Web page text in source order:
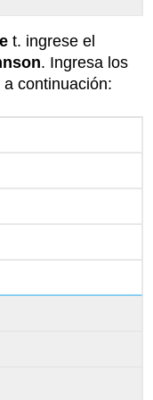
t. ingrese el
. Ingresa los
a continuación: